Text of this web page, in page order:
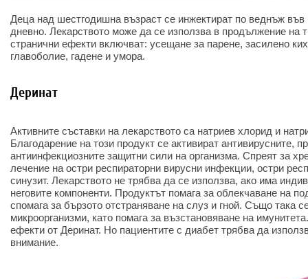
Деца над шестгодишна възраст се инжектират по веднъж във
дневно. Лекарството може да се използва в продължение на
странични ефекти включват: усещане за парене, засилено
главоболие, гадене и умора.
Деринат
Активните съставки на лекарството са натриев хлорид и
Благодарение на този продукт се активират антивирусните,
антиинфекциозните защитни сили на организма. Спреят за
лечение на остри респираторни вирусни инфекции, остри
синузит. Лекарството не трябва да се използва, ако има
неговите компоненти. Продуктът помага за облекчаване на
спомага за бързото отстраняване на слуз и гной. Също така
микроорганизми, като помага за възстановяване на
ефекти от Деринат. Но пациентите с диабет трябва да
внимание.